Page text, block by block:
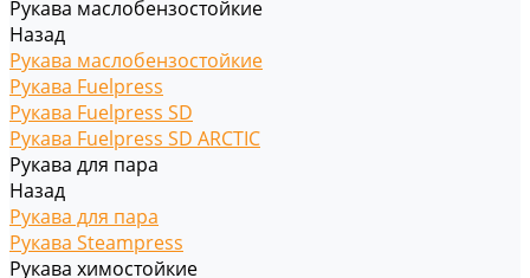
Рукава маслобензостойкие
Назад
Рукава маслобензостойкие
Рукава Fuelpress
Рукава Fuelpress SD
Рукава Fuelpress SD ARCTIC
Рукава для пара
Назад
Рукава для пара
Рукава Steampress
Рукава химостойкие